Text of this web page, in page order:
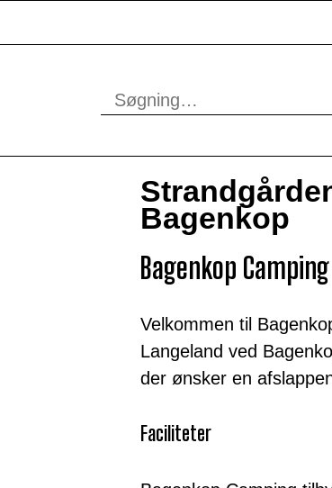
Bagenkop
Bagenkop
Velkommen til
Langeland ved
der ønsker en
Faciliteter